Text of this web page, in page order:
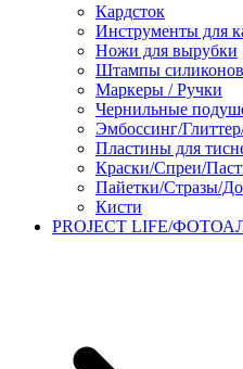
Кардсток
Инструменты для
Ножи для вырубки
Штампы
Маркеры / Ручки
Чернильные
Эмбоссинг/
Пластины для
Краски/Спреи/
Пайетки/Стразы/
Кисти
PROJECT LIFE/